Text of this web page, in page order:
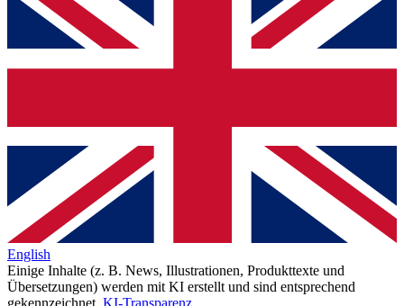
English
Einige Inhalte (z. B. News, Illustrationen, Produkttexte und
Übersetzungen) werden mit KI erstellt und sind entsprechend
gekennzeichnet. KI-Transparenz